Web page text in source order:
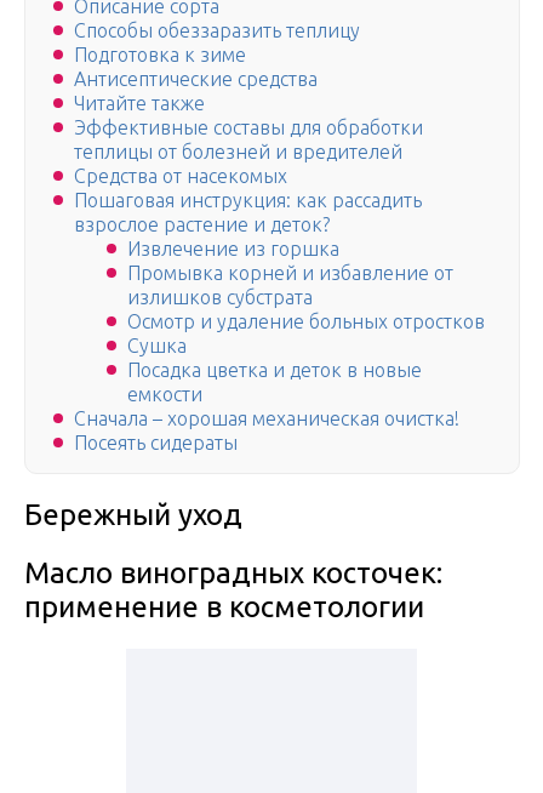
Описание сорта
Способы обеззаразить теплицу
Подготовка к зиме
Антисептические средства
Читайте также
Эффективные составы для обработки
теплицы от болезней и вредителей
Средства от насекомых
Пошаговая инструкция: как рассадить
взрослое растение и деток?
Извлечение из горшка
Промывка корней и избавление от
излишков субстрата
Осмотр и удаление больных отростков
Сушка
Посадка цветка и деток в новые
емкости
Сначала – хорошая механическая очистка!
Посеять сидераты
Бережный уход
Масло виноградных косточек:
применение в косметологии